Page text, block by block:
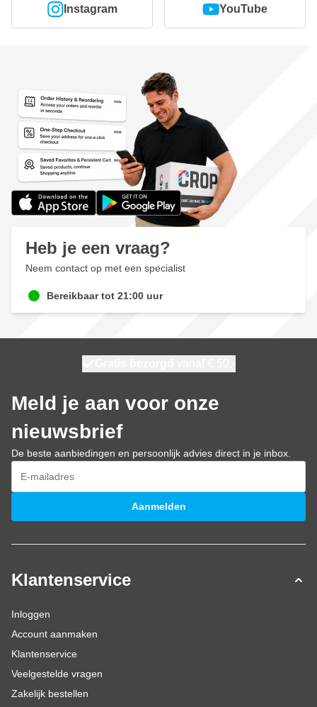
Instagram YouTube
Heb je een vraag?
Neem contact op met een specialist
Bereikbaar tot 21:00 uur
Meld je aan voor onze
nieuwsbrief
De beste aanbiedingen en persoonlijk advies direct in je inbox.
E-mailadres
Aanmelden
Klantenservice
Inloggen
Account aanmaken
Klantenservice
Veelgestelde vragen
Zakelijk bestellen